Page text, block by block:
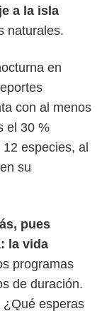
a la isla
naturales.
en
con al menos
el 30 %
especies, al
su
pues
la vida
programas
de duración.
esperas